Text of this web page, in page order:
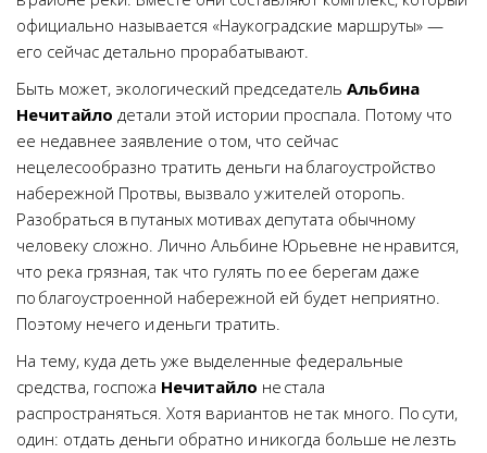
официально называется «Наукоградские маршруты» —
его сейчас детально прорабатывают.
Быть может, экологический председатель Альбина
Нечитайло детали этой истории проспала. Потому что
ее недавнее заявление о том, что сейчас
нецелесообразно тратить деньги на благоустройство
набережной Протвы, вызвало у жителей оторопь.
Разобраться в путаных мотивах депутата обычному
человеку сложно. Лично Альбине Юрьевне не нравится,
что река грязная, так что гулять по ее берегам даже
по благоустроенной набережной ей будет неприятно.
Поэтому нечего и деньги тратить.
На тему, куда деть уже выделенные федеральные
средства, госпожа Нечитайло не стала
распространяться. Хотя вариантов не так много. По сути,
один: отдать деньги обратно и никогда больше не лезть